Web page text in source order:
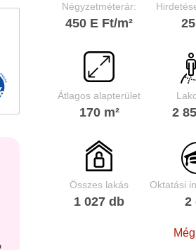
Négyzetméterár:
450 E Ft/m²
Átlagos alapterület
170 m² 2
Összes lakás
1 027 db
Oktatási
2